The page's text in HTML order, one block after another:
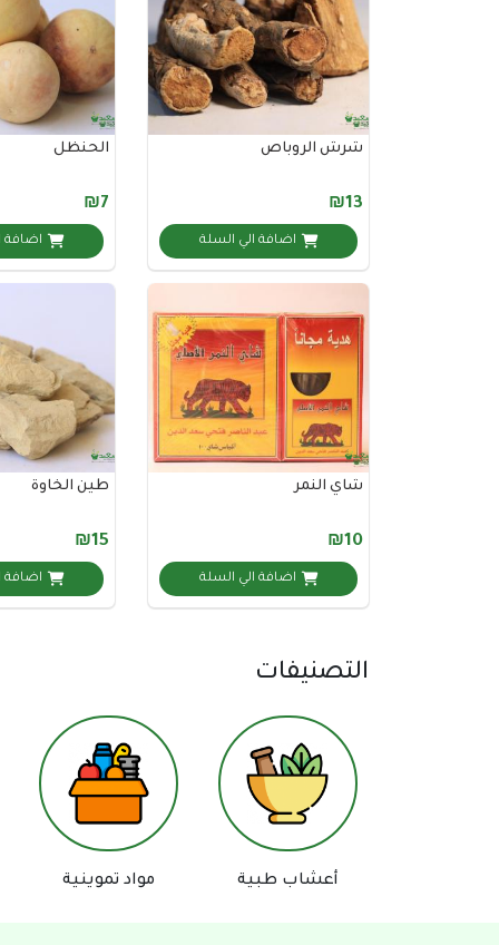
شرش الروباص
₪13
اضافة الي السلة
الحنظل
₪7
اضافة
شاي النمر
₪10
اضافة الي السلة
طين الخاوة
₪15
اضافة
التصنيفات
أعشاب طبية مواد تموينية